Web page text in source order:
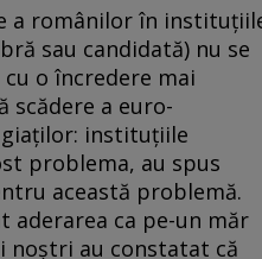
a românilor în
sau candidată) nu se
o încredere mai
scădere a euro-
instituţiile
problema, au spus
această problemă.
aderarea ca pe-un măr
noştri au constatat că